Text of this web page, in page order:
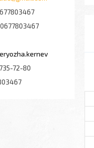
72-80